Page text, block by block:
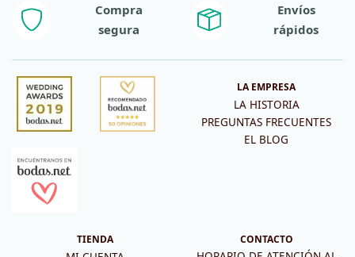
Compra
segura
Envíos
rápidos
LA EMPRESA
LA HISTORIA
PREGUNTAS FRECUENTES
EL BLOG
TIENDA CONTACTO